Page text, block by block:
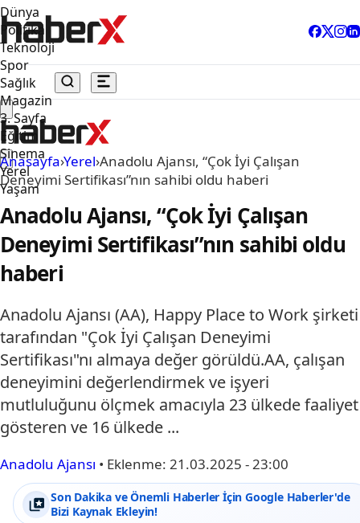
Dünya
Politika
Teknoloji
Spor
Sağlık
Magazin
3. Sayfa
Eğitim
Sinema
Yerel
Yaşam
Anasayfa›Yerel›Anadolu Ajansı, “Çok İyi Çalışan
Deneyimi Sertifikası”nın sahibi oldu haberi
Anadolu Ajansı, “Çok İyi Çalışan
Deneyimi Sertifikası”nın sahibi oldu
haberi
Anadolu Ajansı (AA), Happy Place to Work şirketi
tarafından "Çok İyi Çalışan Deneyimi
Sertifikası"nı almaya değer görüldü.AA, çalışan
deneyimini değerlendirmek ve işyeri
mutluluğunu ölçmek amacıyla 23 ülkede faaliyet
gösteren ve 16 ülkede ...
Anadolu Ajansı • Eklenme: 21.03.2025 - 23:00
Son Dakika ve Önemli Haberler İçin Google Haberler'de
Bizi Kaynak Ekleyin!